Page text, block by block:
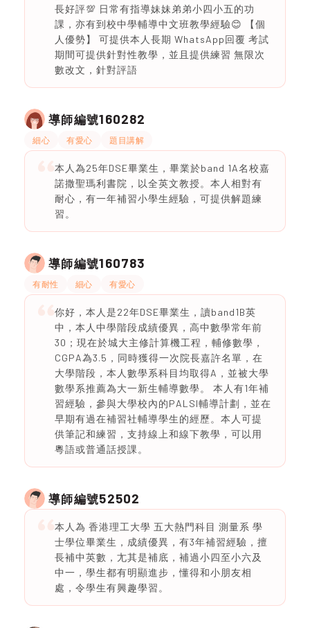
長好評💯 日常有指導妹妹弟弟小四小五的功
課，亦有到校中學輔導中文班教學經驗😊 【個
人優勢】 可提供本人長期 WhatsApp回覆 考試
期間可提供針對性教學，並且提供練習 無限次
數改文，針對評語
導師編號160282
細心 有愛心 題目講解
本人為25年DSE畢業生，畢業於band 1A名校嘉
諾撒聖瑪利書院，以全英文教授。本人相對有
耐心，有一年補習小學生經驗，可提供解題練
習。
導師編號160783
有耐性 細心 有愛心
你好，本人是22年DSE畢業生，讀band1B英
中，本人中學階段成績優異，高中數學常年前
30；現在於城大主修計算機工程，輔修數學，
CGPA為3.5，同時獲得一次院長嘉許名單，在
大學階段，本人數學系科目均取得A，並被大學
數學系推薦為大一新生輔導數學。 本人有1年補
習經驗，參與大學校內的PALSI輔導計劃，並在
早期有過在補習社輔導學生的經歷。本人可提
供筆記和練習，支持線上和線下教學，可以用
粵語或普通話授課。
導師編號52502
本人為 香港理工大學 五大熱門科目 測量系 學
士學位畢業生，成績優異，有3年補習經驗，擅
長補中英數，尢其是補底，補過小四至小六及
中一，學生都有明顯進步，懂得和小朋友相
處，令學生有興趣學習。